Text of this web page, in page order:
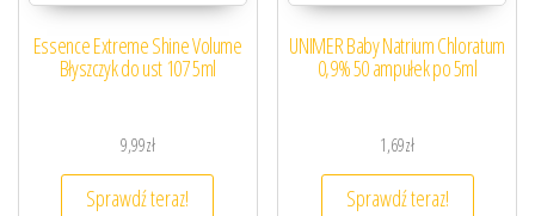
Essence Extreme Shine Volume
Błyszczyk do ust 107 5ml
9,99zł
Sprawdź teraz!
UNIMER Baby Natrium Chloratum
0,9% 50 ampułek po 5ml
1,69zł
Sprawdź teraz!